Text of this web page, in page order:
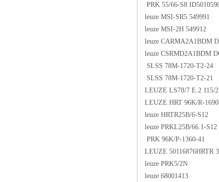
PRK 55/66-S8
leuze MSI-SR5 549991
leuze MSI-2H 549912
leuze CARMA2A1BDM
leuze CSRMD2A1BDM
SLSS 78M-1720-T2-24
SLSS 78M-1720-T2-21
LEUZE LS78/7 E.2 115/
LEUZE HRT 96K/R-
leuze HRTR25B/6-S12
leuze PRKL25B/66.1-S12
PRK 96K/P-1360-41
LEUZE 50116876HRTR
leuze PRK5/2N
leuze 68001413